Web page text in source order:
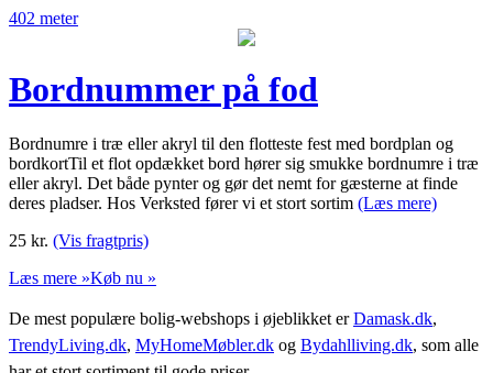
402 meter
Bordnummer på fod
Bordnumre i træ eller akryl til den flotteste fest med bordplan og
bordkortTil et flot opdækket bord hører sig smukke bordnumre i træ
eller akryl. Det både pynter og gør det nemt for gæsterne at finde
deres pladser. Hos Verksted fører vi et stort sortim (Læs mere)
25 kr. (Vis fragtpris)
Læs mere »Køb nu »
De mest populære bolig-webshops i øjeblikket erDamask.dk,
TrendyLiving.dk, MyHomeMøbler.dk og Bydahlliving.dk, som alle